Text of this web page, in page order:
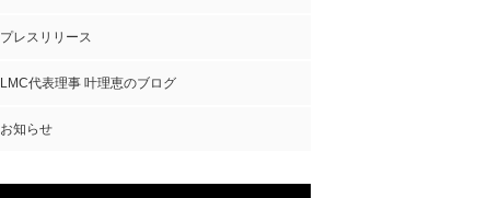
プレスリリース
LMC代表理事 叶理恵のブログ
お知らせ